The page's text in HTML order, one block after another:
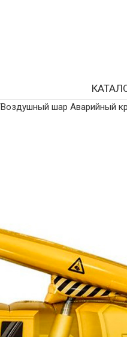
Воздушный шар Аварийный